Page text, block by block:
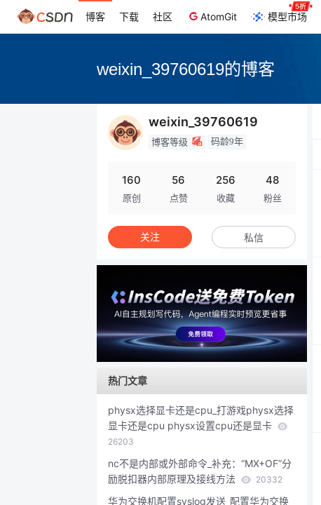
博客 下载 社区 AtomGit 模型市场
weixin_39760619的博客
weixin_39760619
博客等级 码龄9年
160
原创
56
点赞
256
收藏
48
粉丝
关注 私信
热门文章
physx选择显卡还是cpu_打游戏physx选择
显卡还是cpu physx设置cpu还是显卡
26203
nc不是内部或外部命令_补充：“MX+OF”分
励脱扣器内部原理及接线方法
20332
华为交换机配置syslog发送_配置华为交换